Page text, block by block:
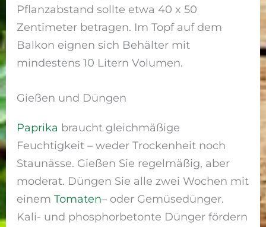
Pflanzabstand sollte etwa 40 x 50
Zentimeter betragen. Im Topf auf dem
Balkon eignen sich Behälter mit
mindestens 10 Litern Volumen.
Gießen und Düngen
Paprika braucht gleichmäßige
Feuchtigkeit – weder Trockenheit noch
Staunässe. Gießen Sie regelmäßig, aber
moderat. Düngen Sie alle zwei Wochen mit
einemTomaten– oder Gemüsedünger.
Kali- und phosphorbetonte Dünger fördern